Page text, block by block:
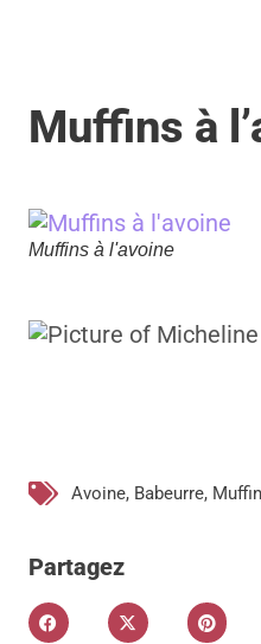
Muffins à
Muffins à l'avoine
Avoine, Babeurre, Muffin
Partagez